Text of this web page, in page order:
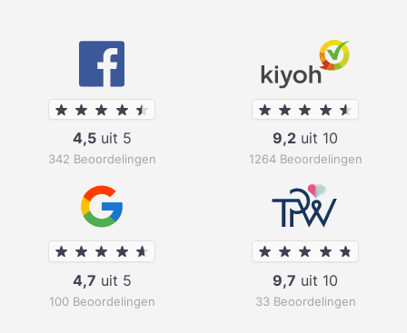
4,5uit 5
342 Beoordelingen
9,2 uit 10
1264 Beoordelingen
4,7 uit 5
100 Beoordelingen
9,7 uit 10
33 Beoordelingen